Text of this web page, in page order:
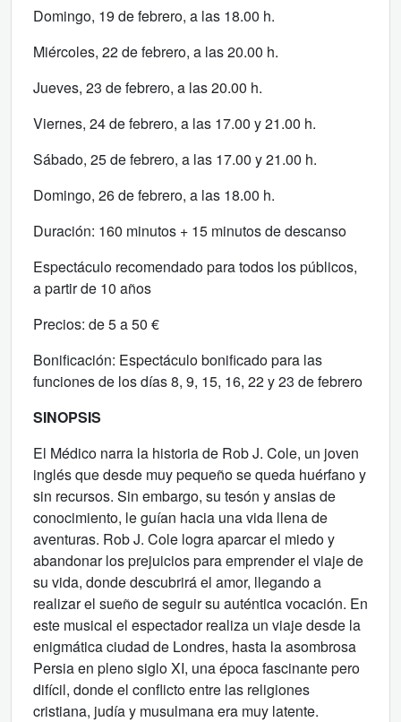
Domingo, 19 de febrero, a las 18.00 h.
Miércoles, 22 de febrero, a las 20.00 h.
Jueves, 23 de febrero, a las 20.00 h.
Viernes, 24 de febrero, a las 17.00 y 21.00 h.
Sábado, 25 de febrero, a las 17.00 y 21.00 h.
Domingo, 26 de febrero, a las 18.00 h.
Duración: 160 minutos + 15 minutos de descanso
Espectáculo recomendado para todos los públicos,
a partir de 10 años
Precios: de 5 a 50 €
Bonificación: Espectáculo bonificado para las
funciones de los días 8, 9, 15, 16, 22 y 23 de febrero
SINOPSIS
El Médico narra la historia de Rob J. Cole, un joven
inglés que desde muy pequeño se queda huérfano y
sin recursos. Sin embargo, su tesón y ansias de
conocimiento, le guían hacia una vida llena de
aventuras. Rob J. Cole logra aparcar el miedo y
abandonar los prejuicios para emprender el viaje de
su vida, donde descubrirá el amor, llegando a
realizar el sueño de seguir su auténtica vocación. En
este musical el espectador realiza un viaje desde la
enigmática ciudad de Londres, hasta la asombrosa
Persia en pleno siglo XI, una época fascinante pero
difícil, donde el conflicto entre las religiones
cristiana, judía y musulmana era muy latente.